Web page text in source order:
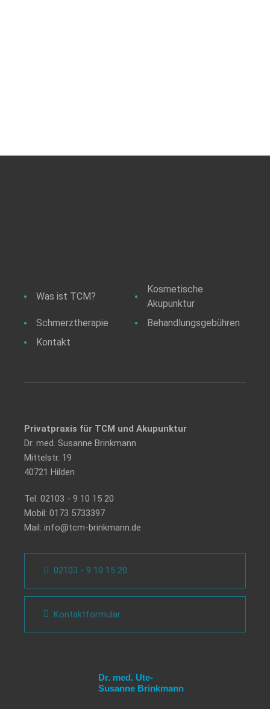
Was ist TCM?
Kosmetische
Akupunktur
Schmerztherapie
Behandlungsgebühren
Kontakt
Privatpraxis für TCM und Akupunktur
Dr. med. Susanne Brinkmann
Mittelstr. 19
40721 Hilden
Tel. 02103 - 9 10 15 20
Mobil: 0173 5733397
Mail: info@tcm-brinkmann.de
02103 - 9 10 15 20
Kontaktformular
Dr. med. Ute-
Susanne Brinkmann